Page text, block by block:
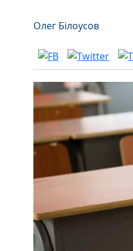
Олег Білоусов